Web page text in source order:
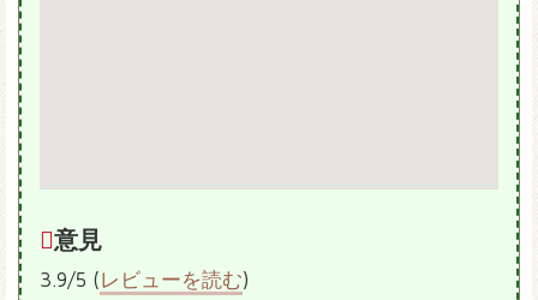
意見
3.9/5 (レビューを読む)